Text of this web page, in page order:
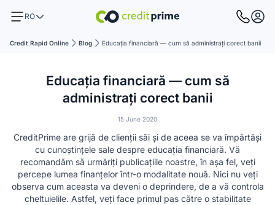
RO
Credit Rapid Online Blog Educația financiară — cum să administrați corect banii
Educația financiară — cum să
administrați corect banii
15 June 2020
CreditPrime are grijă de clienții săi și de aceea se va împărtăși
cu cunoștințele sale despre educația financiară. Vă
recomandăm să urmăriți publicațiile noastre, în așa fel, veți
percepe lumea finanțelor într-o modalitate nouă. Nici nu veți
observa cum aceasta va deveni o deprindere, de a vă controla
cheltuielile. Astfel, veți face primul pas către o stabilitate